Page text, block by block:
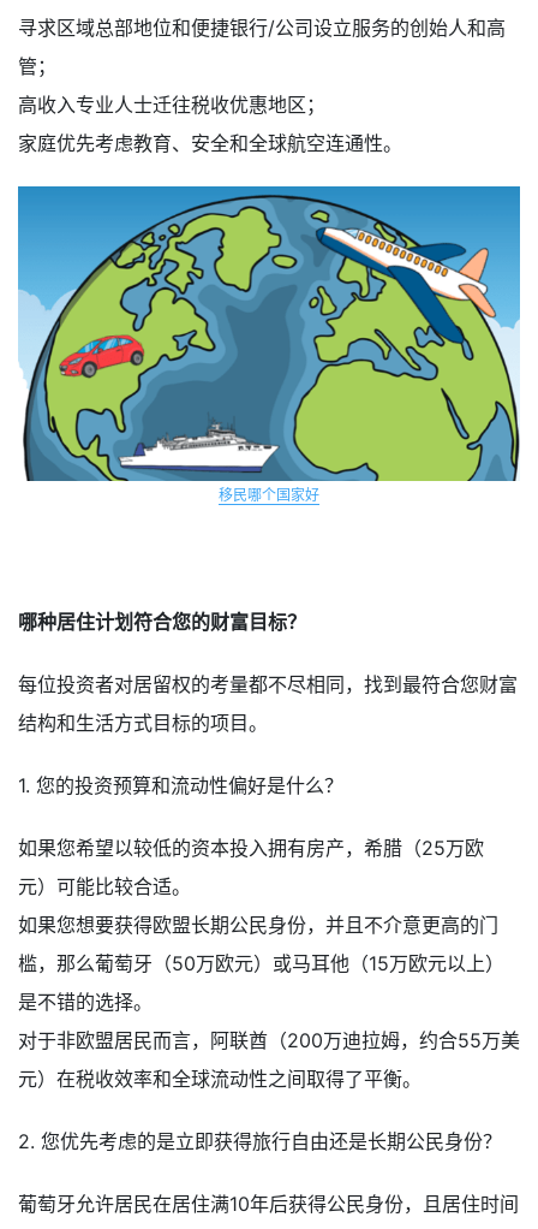
寻求区域总部地位和便捷银行/公司设立服务的创始人和高
管；
高收入专业人士迁往税收优惠地区；
家庭优先考虑教育、安全和全球航空连通性。
移民哪个国家好
哪种居住计划符合您的财富目标？
每位投资者对居留权的考量都不尽相同，找到最符合您财富
结构和生活方式目标的项目。
1. 您的投资预算和流动性偏好是什么？
如果您希望以较低的资本投入拥有房产，希腊（25万欧
元）可能比较合适。
如果您想要获得欧盟长期公民身份，并且不介意更高的门
槛，那么葡萄牙（50万欧元）或马耳他（15万欧元以上）
是不错的选择。
对于非欧盟居民而言，阿联酋（200万迪拉姆，约合55万美
元）在税收效率和全球流动性之间取得了平衡。
2. 您优先考虑的是立即获得旅行自由还是长期公民身份？
葡萄牙允许居民在居住满10年后获得公民身份，且居住时间